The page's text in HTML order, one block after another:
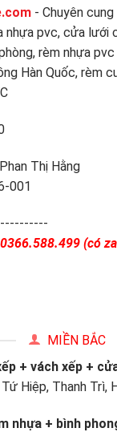
- Chuyên
nhựa pvc, cửa lưới
rèm nhựa
Hàn Quốc, rèm
Thị Hằng
001
(có
MIỀN BẮC
+ vách xếp +
Hiệp, Thanh Trì,
nhựa + bình